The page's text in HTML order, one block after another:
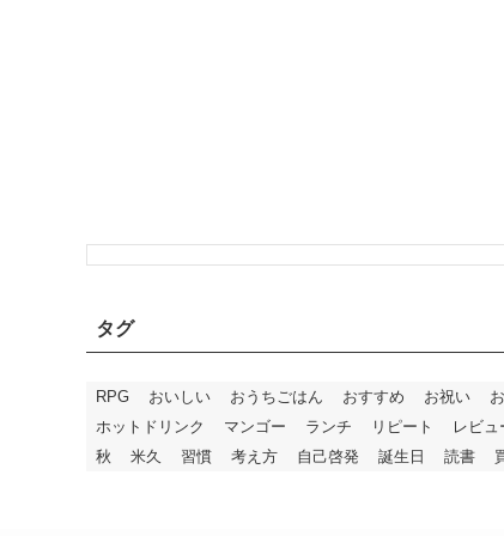
タグ
RPG おいしい おうちごはん おすすめ お祝い
ホットドリンク
マンゴー ランチ リピート レビュ
秋
米久 習慣 考え方 自己啓発 誕生日 読書